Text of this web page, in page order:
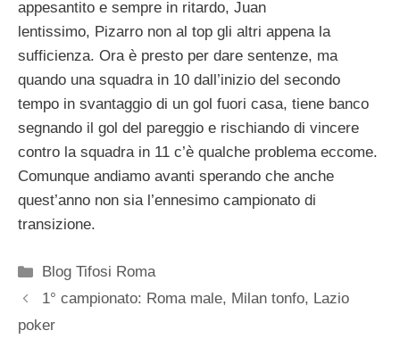
appesantito e sempre in ritardo, Juan
lentissimo, Pizarro non al top gli altri appena la
sufficienza. Ora è presto per dare sentenze, ma
quando una squadra in 10 dall’inizio del secondo
tempo in svantaggio di un gol fuori casa, tiene banco
segnando il gol del pareggio e rischiando di vincere
contro la squadra in 11 c’è qualche problema eccome.
Comunque andiamo avanti sperando che anche
quest’anno non sia l’ennesimo campionato di
transizione.
Categorie
Blog Tifosi Roma
1° campionato: Roma male, Milan tonfo, Lazio
poker